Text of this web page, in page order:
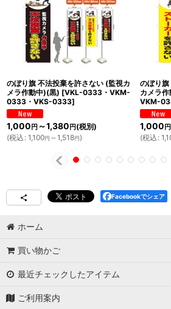
のぼり旗 不法投棄を許さない (監視カ
メラ作動中)(黒) [VKL-0333・VKM-
0333・VKS-0333]
1,000 円 ～1,380 円 (税別)
(税込 : 1,100円 ～1,518円)
のぼり
カメラ
VKM-
1,000 円
(税込 :
Facebookでシェア
ホーム
買い物かご
最近チェックしたアイテム
ご利用案内